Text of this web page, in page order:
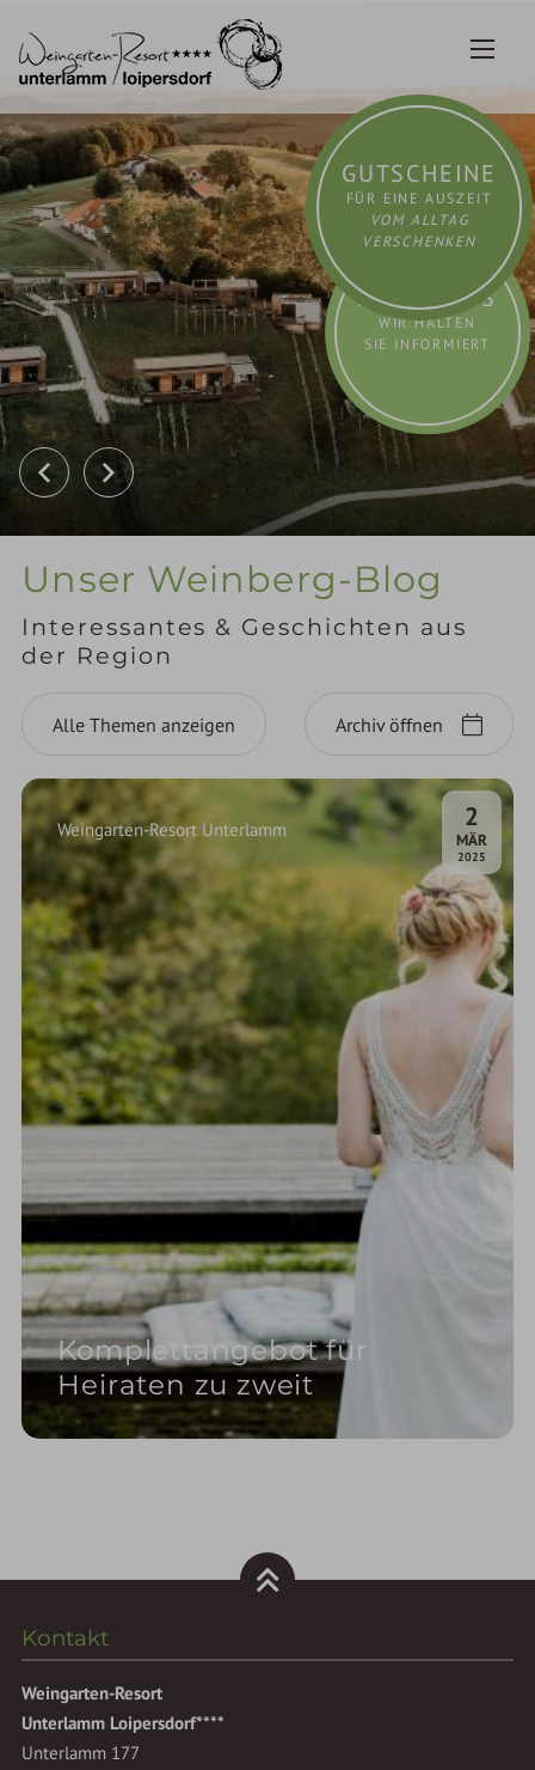
Inhalt
springen
GUTSCHEINE
FÜR EINE AUSZEIT
VOM ALLTAG
VERSCHENKEN
AKTUELLES
WIR HALTEN
SIE INFORMIERT
Unser Weinberg-Blog
Interessantes & Geschichten aus
der Region
Alle Themen anzeigen Archiv öffnen
2
MÄR.
2025
Komplettangebot für
Heiraten zu zweit
Weingarten-Resort Unterlamm
Kontakt
Weingarten-Resort
Unterlamm Loipersdorf****
Unterlamm 177